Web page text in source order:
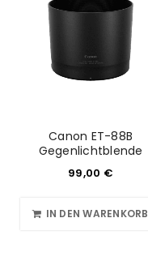
Canon ET-88B
Gegenlichtblende
99,00 €
IN DEN WARENKORB